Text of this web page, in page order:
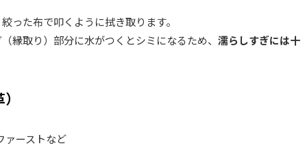
った布で叩くように拭き取ります。
縁取り）部分に水がつくとシミになるため、 濡らしすぎには十
ァーストなど